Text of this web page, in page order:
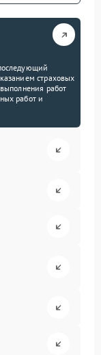
страховых
работ
работ и